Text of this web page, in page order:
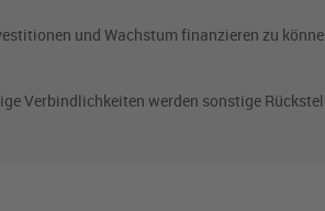
und Wachstum finanzieren zu
Verbindlichkeiten werden sonstige